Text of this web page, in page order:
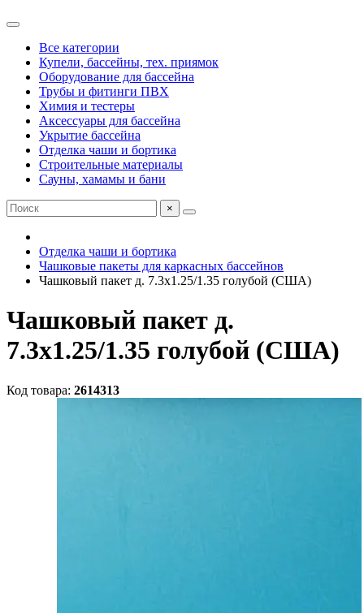
Все категории
Купели, бассейны, тех. приямок
Оборудование для бассейна
Трубы и фитинги ПВХ
Химия и тестеры
Аксессуары для бассейна
Укрытие бассейна
Отделка чаши и бортика
Строительные материалы
Сауны, хамамы и бани
×
Отделка чаши и бортика
Чашковые пакеты для каркасных бассейнов
Чашковый пакет д. 7.3х1.25/1.35 голубой (США)
Чашковый пакет д.
7.3х1.25/1.35 голубой (США)
Код товара: 2614313